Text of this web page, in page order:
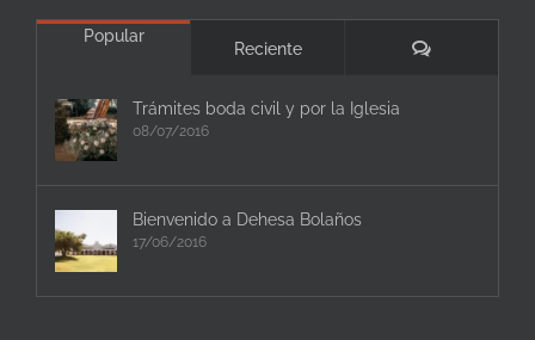
Popular
Reciente Comentarios
Trámites boda civil y por la Iglesia
08/07/2016
Bienvenido a Dehesa Bolaños
17/06/2016